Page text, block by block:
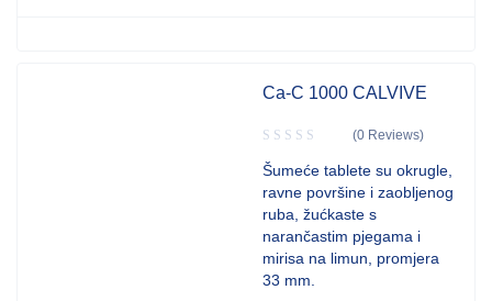
Ca-C 1000 CALVIVE
(0 Reviews)
Šumeće tablete su okrugle,
ravne površine i zaobljenog
ruba, žućkaste s
narančastim pjegama i
mirisa na limun, promjera
33 mm.